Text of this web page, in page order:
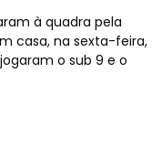
à quadra pela
casa, na sexta-feira,
o sub 9 e o